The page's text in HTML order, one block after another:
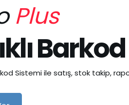
Plus
Sistemi ile satış, stok takip,